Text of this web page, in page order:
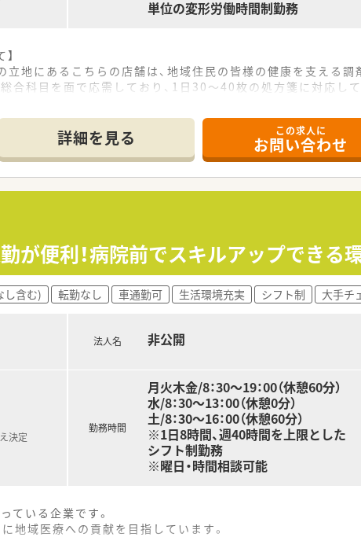
単位の変形労働時間制勤務
地にあるこちらの店舗は、地域住民の皆様の健康を支える調
合科目を面で応需しており、1日30～40枚の処方箋に対応して
募集しており、地域医療に貢献したい方を歓迎いたします。
ンを大切にし、親身に相談に乗れる薬剤師の方を求めています
売にも意欲的に取り組んでいただける方を歓迎いたします。
相談しやすさ」をモットーに、患者様から愛される薬局です。
言える社風なので、あなたのアイデアを積極的に発信できます
ってみたい」という意欲を会社全体で応援する文化がありま
し、年収450万円から565万円で決定いたします。
、安定した収入を得ながら安心して働けます。
詳細を見る この求人に
お問い合わせ
が便利！病院前でスキルアップできる
し含む) 転勤なし 車通勤可 生活環境充実 シフト制 大手チ
決定
法人名 非公開
勤務時間
月火木金/8：30～19：00（休憩60分）
水/8：30～13：00（休憩0分）
土/8：30～16：00（休憩60分）
※1日8時間、週40時間を上限とした
シフト制勤務
※曜日・時間相談可能
ている企業です。
地域医療への貢献を目指しています。